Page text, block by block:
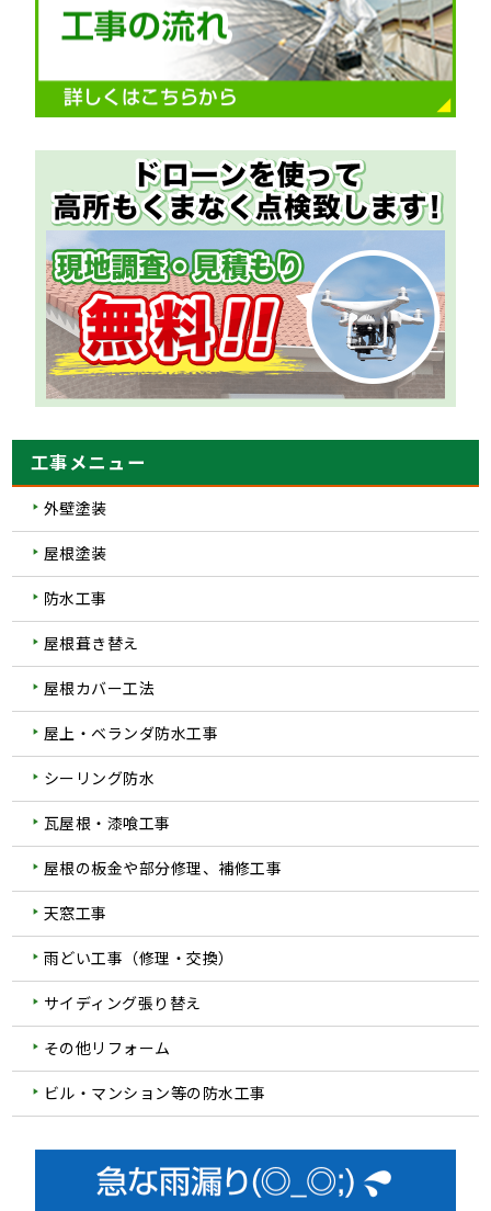
工事メニュー
外壁塗装
屋根塗装
防水工事
屋根葺き替え
屋根カバー工法
屋上・ベランダ防水工事
シーリング防水
瓦屋根・漆喰工事
屋根の板金や部分修理、補修工事
天窓工事
雨どい工事（修理・交換）
サイディング張り替え
その他リフォーム
ビル・マンション等の防水工事